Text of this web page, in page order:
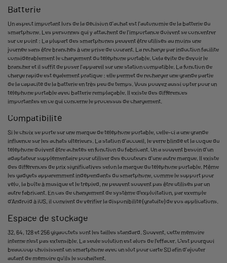
Batterie
Un aspect important lors de la décision d'achat est l'autonomie de la batterie du
smartphone. Les personnes qui y attachent de l'importance doivent se concentrer
sur ce point : La plupart des smartphones peuvent être utilisés au moins une
journée sans être branchés à une prise de courant. La recharge par induction facilite
considérablement le chargement du téléphone portable. Cela évite de devoir le
brancher et il suffit de poser l'appareil sur une station compatible. La fonction de
charge rapide est également pratique : elle permet de recharger une grande partie
de la capacité de la batterie en très peu de temps. Vous pouvez aussi opter pour un
téléphone portable avec batterie remplaçable. Il existe des différences
importantes en ce qui concerne le processus de chargement.
Compatibilité
Si le choix se porte sur une marque de téléphone portable, celle-ci a une grande
influence sur les achats ultérieurs. La station d'accueil, le verre blindé et la coque du
téléphone doivent être achetés en fonction du fabricant. On a souvent besoin d'un
adaptateur supplémentaire pour utiliser des écouteurs d'une autre marque. Il existe
des différences de prix significatives selon la marque du téléphone portable. Même
les gadgets apparemment indépendants du smartphone, comme le support pour
vélo, la boîte à musique et le trépied, ne peuvent souvent pas être utilisés par un
autre fabricant. En cas de changement de système d'exploitation, par exemple
d'Android à iOS, il convient de vérifier la disponibilité (gratuite) de vos applications.
Espace de stockage
32, 64, 128 et 256 gigaoctets sont les tailles standard. Souvent, cette mémoire
interne n'est pas extensible. La seule solution est alors de l'effacer. C'est pourquoi
beaucoup choisissent un smartphone avec un slot pour carte SD afin d'ajouter
autant de mémoire qu'ils le souhaitent.